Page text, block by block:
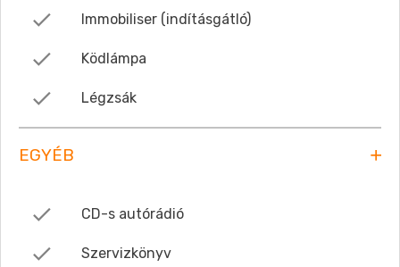
Immobiliser (indításgátló)
Ködlámpa
Légzsák
EGYÉB
CD-s autórádió
Szervizkönyv